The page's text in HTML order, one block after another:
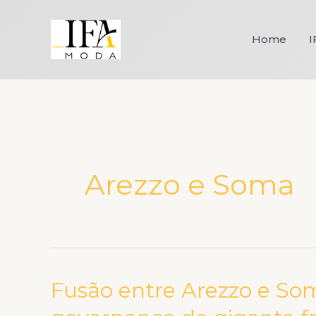
Home
Arezzo e Soma
Fusão entre Arezzo e
Fusão